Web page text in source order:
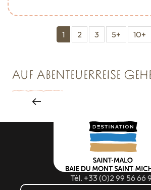
1 2 3 5+ 10+
AUF ABENTEUERREISE
Tél. +33 (0)2 99 56 66